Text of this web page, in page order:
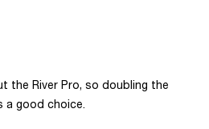
the River Pro, so doubling the
a good choice.